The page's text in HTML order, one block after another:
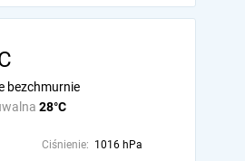
28°C
bezchmurnie
Ciśnienie: 1016 hPa